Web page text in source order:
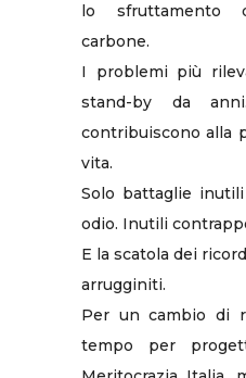
lo sfruttamento
carbone.
I problemi più
stand-by da
contribuiscono alla
vita.
Solo battaglie
odio. Inutili
E la scatola dei
arrugginiti.
Per un cambio di
tempo per